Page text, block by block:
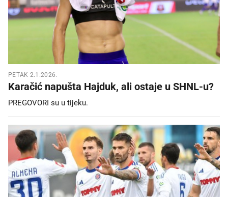
PETAK 2.1.2026.
Karačić napušta Hajduk, ali ostaje u SHNL-u?
PREGOVORI su u tijeku.